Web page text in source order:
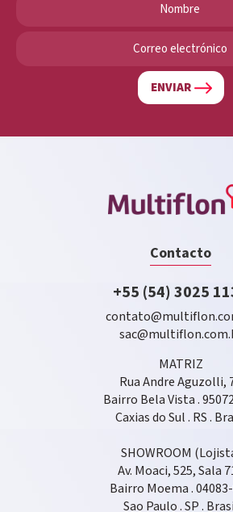
ENVIAR
Contacto
+55 (54) 3025
MATRIZ
Rua Andre Aguzolli,
Bairro Bela Vista .
Caxias do Sul . RS .
SHOWROOM
Av. Moaci, 525, Sala
Bairro Moema .
Sao Paulo . SP .